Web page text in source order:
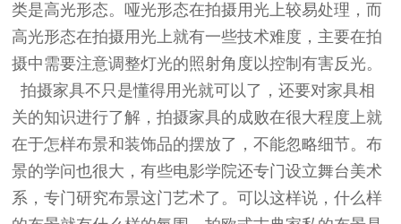
类是高光形态。哑光形态在拍摄用光上较易处理，而
高光形态在拍摄用光上就有一些技术难度，主要在拍
摄中需要注意调整灯光的照射角度以控制有害反光。
拍摄家具不只是懂得用光就可以了，还要对家具相
关的知识进行了解，拍摄家具的成败在很大程度上就
在于怎样布景和装饰品的摆放了，不能忽略细节。布
景的学问也很大，有些电影学院还专门设立舞台美术
系，专门研究布景这门艺术了。可以这样说，什么样